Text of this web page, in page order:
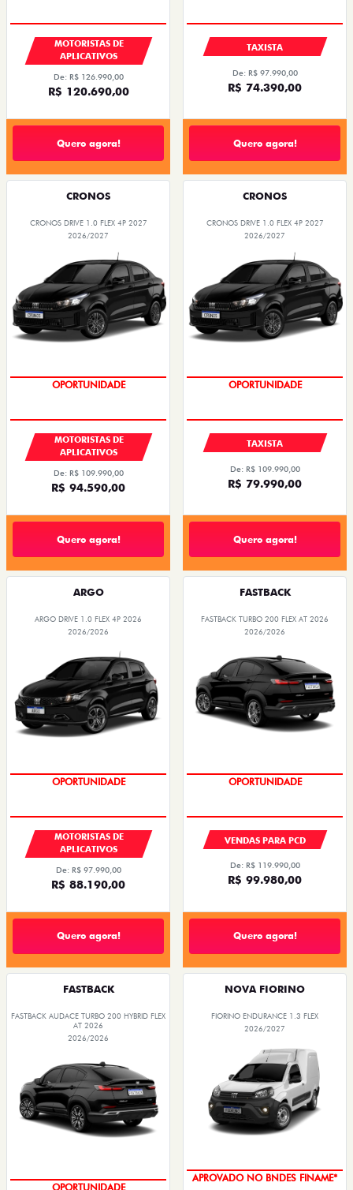
MOTORISTAS DE
APLICATIVOS
De: R$ 126.990,00
R$ 120.690,00
Quero agora!
TAXISTA
De: R$ 97.990,00
R$ 74.390,00
Quero agora!
CRONOS
CRONOS DRIVE 1.0 FLEX 4P 2027
2026/2027
OPORTUNIDADE
MOTORISTAS DE
APLICATIVOS
De: R$ 109.990,00
R$ 94.590,00
Quero agora!
CRONOS
CRONOS DRIVE 1.0 FLEX 4P 2027
2026/2027
OPORTUNIDADE
TAXISTA
De: R$ 109.990,00
R$ 79.990,00
Quero agora!
ARGO
ARGO DRIVE 1.0 FLEX 4P 2026
2026/2026
OPORTUNIDADE
MOTORISTAS DE
APLICATIVOS
De: R$ 97.990,00
R$ 88.190,00
Quero agora!
FASTBACK
FASTBACK TURBO 200 FLEX AT 2026
2026/2026
OPORTUNIDADE
VENDAS PARA PCD
De: R$ 119.990,00
R$ 99.980,00
Quero agora!
FASTBACK
FASTBACK AUDACE TURBO 200 HYBRID FLEX
AT 2026
2026/2026
OPORTUNIDADE
NOVA FIORINO
FIORINO ENDURANCE 1.3 FLEX
2026/2027
APROVADO NO BNDES FINAME*